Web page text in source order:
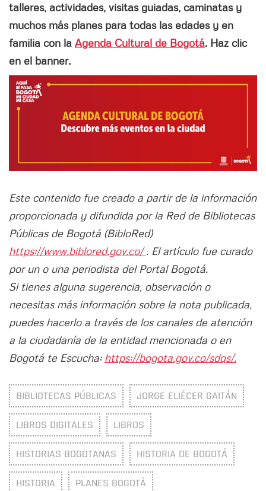
talleres, actividades, visitas guiadas, caminatas y
muchos más planes para todas las edades y en
familia con la Agenda Cultural de Bogotá. Haz clic
en el banner.
Este contenido fue creado a partir de la información
proporcionada y difundida por la Red de Bibliotecas
Públicas de Bogotá (BibloRed)
https://www.biblored.gov.co/. El artículo fue curado
por un o una periodista del Portal Bogotá.
Si tienes alguna sugerencia, observación o
necesitas más información sobre la nota publicada,
puedes hacerlo a través de los canales de atención
a la ciudadanía de la entidad mencionada o en
Bogotá te Escucha: https://bogota.gov.co/sdqs/.
BIBLIOTECAS PÚBLICAS JORGE ELIÉCER GAITÁN
LIBROS DIGITALES LIBROS
HISTORIAS BOGOTANAS HISTORIA DE BOGOTÁ
HISTORIA PLANES BOGOTÁ